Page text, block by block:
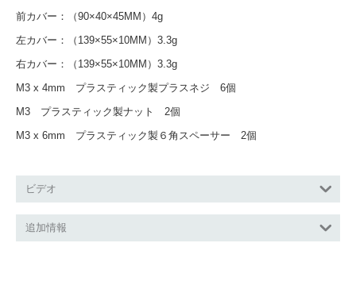
前カバー：（90×40×45MM）4g
左カバー：（139×55×10MM）3.3g
右カバー：（139×55×10MM）3.3g
M3 x 4mm プラスティック製プラスネジ 6個
M3 プラスティック製ナット 2個
M3 x 6mm プラスティック製６角スペーサー 2個
ビデオ
追加情報